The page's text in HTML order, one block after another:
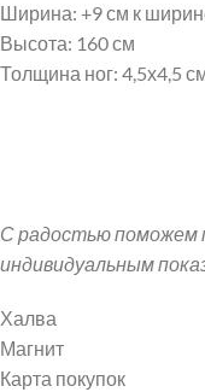
Ширина: +9 см к
Высота: 160 см
Толщина ног: 4,5х4,5
С радостью поможем
индивидуальным
Халва
Магнит
Карта покупок